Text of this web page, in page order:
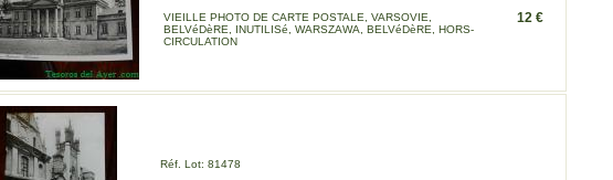
VIEILLE PHOTO DE CARTE POSTALE, VARSOVIE,
BELVéDèRE, INUTILISé, WARSZAWA, BELVéDèRE, HORS-
CIRCULATION
12 €
Réf. Lot: 81478